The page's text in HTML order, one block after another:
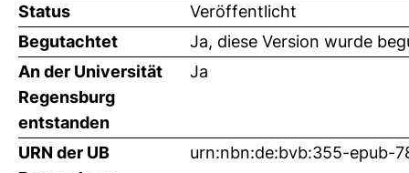
Status
Veröffentlicht
Begutachtet
Ja, diese Version wurde
An der Universität
Regensburg
entstanden
Ja
URN der UB
urn:nbn:de:bvb:355-epub-